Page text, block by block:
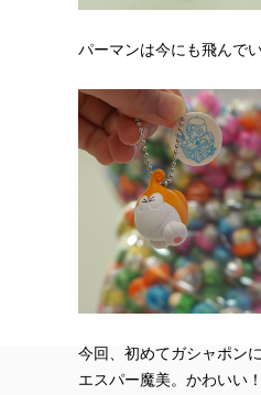
パーマンは今にも飛んで
今回、初めてガシャポン
エスパー魔美。かわいい！